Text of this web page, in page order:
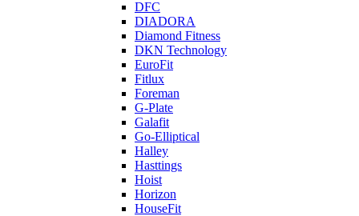
DFC
DIADORA
Diamond Fitness
DKN Technology
EuroFit
Fitlux
Foreman
G-Plate
Galafit
Go-Elliptical
Halley
Hasttings
Hoist
Horizon
HouseFit